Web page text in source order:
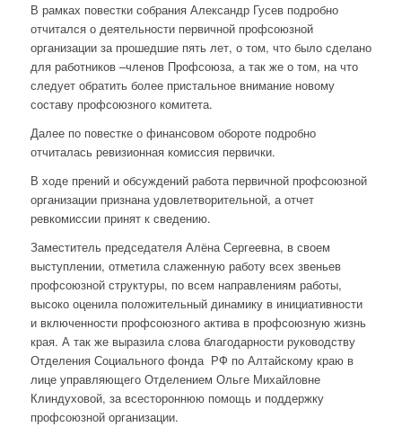
В рамках повестки собрания Александр Гусев подробно
отчитался о деятельности первичной профсоюзной
организации за прошедшие пять лет, о том, что было сделано
для работников –членов Профсоюза, а так же о том, на что
следует обратить более пристальное внимание новому
составу профсоюзного комитета.
Далее по повестке о финансовом обороте подробно
отчиталась ревизионная комиссия первички.
В ходе прений и обсуждений работа первичной профсоюзной
организации признана удовлетворительной, а отчет
ревкомиссии принят к сведению.
Заместитель председателя Алёна Сергеевна, в своем
выступлении, отметила слаженную работу всех звеньев
профсоюзной структуры, по всем направлениям работы,
высоко оценила положительный динамику в инициативности
и включенности профсоюзного актива в профсоюзную жизнь
края. А так же выразила слова благодарности руководству
Отделения Социального фонда РФ по Алтайскому краю в
лице управляющего Отделением Ольге Михайловне
Клиндуховой, за всестороннюю помощь и поддержку
профсоюзной организации.